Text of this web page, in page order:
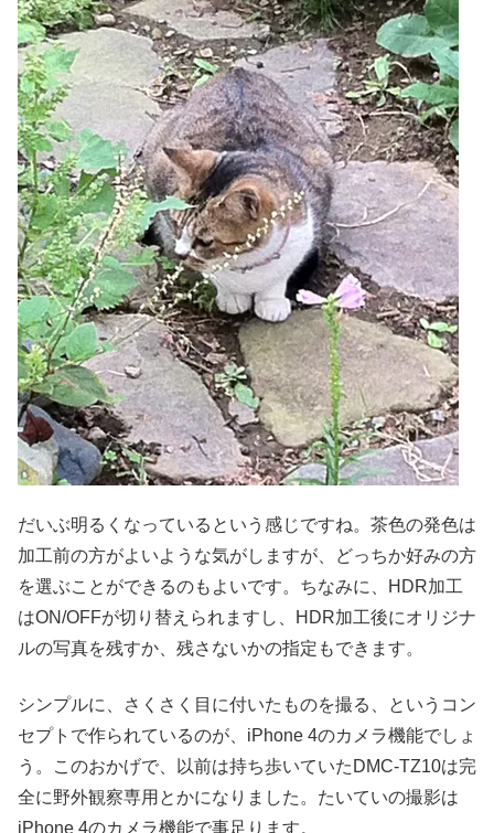
だいぶ明るくなっているという感じですね。茶色の発色は
加工前の方がよいような気がしますが、どっちか好みの方
を選ぶことができるのもよいです。ちなみに、HDR加工
はON/OFFが切り替えられますし、HDR加工後にオリジナ
ルの写真を残すか、残さないかの指定もできます。
シンプルに、さくさく目に付いたものを撮る、というコン
セプトで作られているのが、iPhone 4のカメラ機能でしょ
う。このおかげで、以前は持ち歩いていたDMC-TZ10は完
全に野外観察専用とかになりました。たいていの撮影は
iPhone 4のカメラ機能で事足ります。